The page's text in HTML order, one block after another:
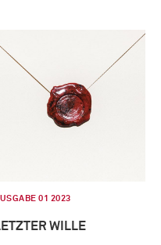
01 2023
WILLE